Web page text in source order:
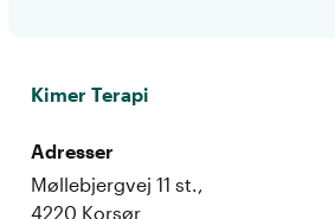
Kimer Terapi
Adresser
Møllebjergvej 11 st.,
4220 Korsør